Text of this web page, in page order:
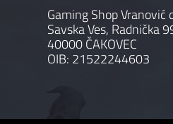
Gaming Shop Vranović
Savska Ves, Radnička
40000 ČAKOVEC
OIB: 21522244603